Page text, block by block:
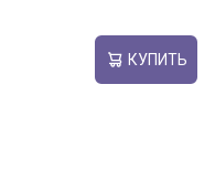
КУПИТЬ